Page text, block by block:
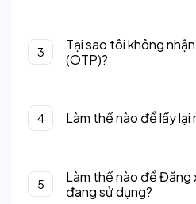
3
Tại sao tôi không
(OTP)?
4 Làm thế nào để lấy lại
5
Làm thế nào để Đăng
đang sử dụng?